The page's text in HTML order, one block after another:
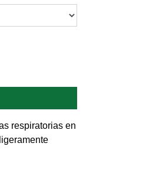
respiratorias en